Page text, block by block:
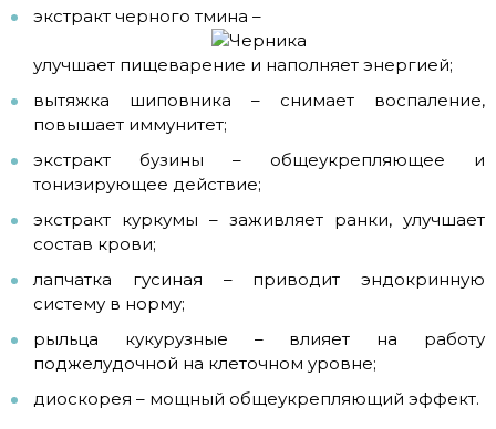
экстракт черного тмина –
улучшает пищеварение и наполняет энергией;
вытяжка шиповника – снимает воспаление,
повышает иммунитет;
экстракт бузины – общеукрепляющее и
тонизирующее действие;
экстракт куркумы – заживляет ранки, улучшает
состав крови;
лапчатка гусиная – приводит эндокринную
систему в норму;
рыльца кукурузные – влияет на работу
поджелудочной на клеточном уровне;
диоскорея – мощный общеукрепляющий эффект.